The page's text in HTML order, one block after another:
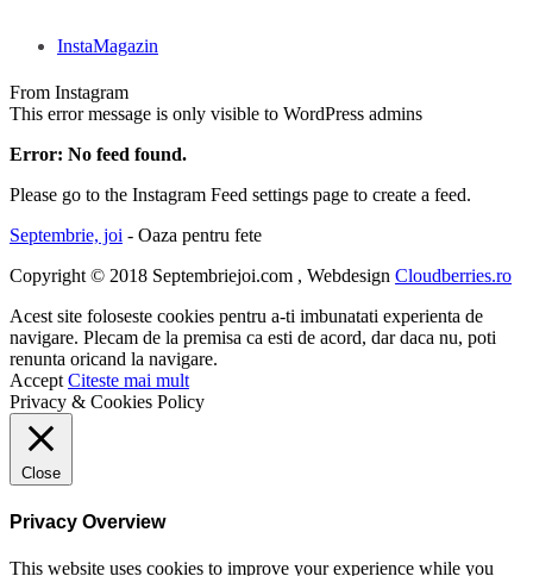
InstaMagazin
From Instagram
This error message is only visible to WordPress admins
Error: No feed found.
Please go to the Instagram Feed settings page to create a feed.
Septembrie, joi - Oaza pentru fete
Copyright © 2018 Septembriejoi.com , Webdesign Cloudberries.ro
Acest site foloseste cookies pentru a-ti imbunatati experienta de
navigare. Plecam de la premisa ca esti de acord, dar daca nu, poti
renunta oricand la navigare.
Accept Citeste mai mult
Privacy & Cookies Policy
Close
Privacy Overview
This website uses cookies to improve your experience while you